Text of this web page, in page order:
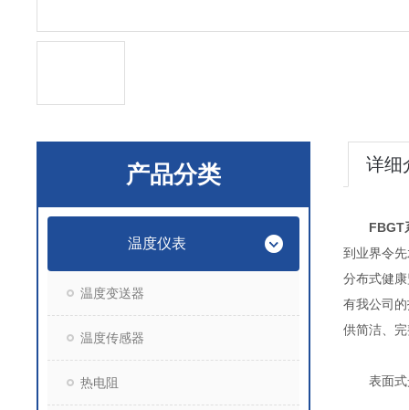
产品分类
温度仪表
温度变送器
温度传感器
热电阻
详细
FBGT
到业界令
分布式健
有我公司
供简洁、
表面式